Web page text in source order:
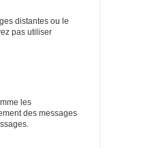
distantes ou le
pas utiliser
les
des messages